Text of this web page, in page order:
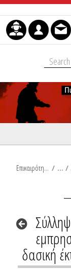
Μετάβαση στο
Επικαιρότητα /
δασική